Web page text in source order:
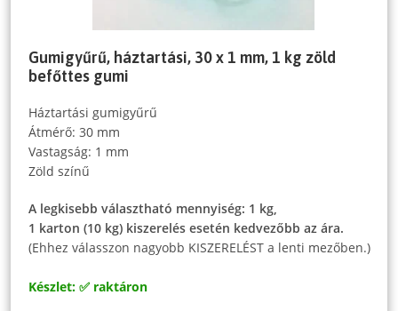
Gumigyűrű, háztartási, 30 x 1 mm, 1 kg zöld
befőttes gumi
Háztartási gumigyűrű
Átmérő: 30 mm
Vastagság: 1 mm
Zöld színű
A legkisebb választható mennyiség: 1 kg,
1 karton (10 kg) kiszerelés esetén kedvezőbb az ára.
(Ehhez válasszon nagyobb KISZERELÉST a lenti mezőben.)
Készlet: ✅ raktáron